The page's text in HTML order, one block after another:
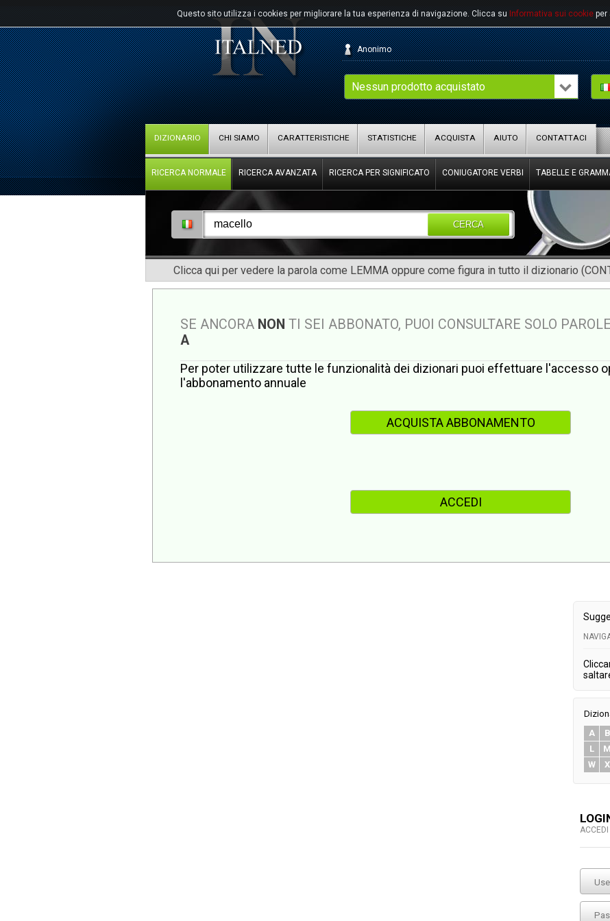
Questo sito utilizza i cookies per migliorare la tua esperienza di navigazione. Clicca su Informativa sui cookie per
Nessun prodotto acquistato
Anonimo
DIZIONARIO CHI SIAMO CARATTERISTICHE STATISTICHE ACQUISTA AIUTO CONTATTACI
RICERCA NORMALE RICERCA AVANZATA RICERCA PER SIGNIFICATO CONIUGATORE VERBI TABELLE E
CERCA
Clicca qui per vedere la parola come LEMMA oppure come figura in tutto il dizionario
SE ANCORA NON TI SEI ABBONATO, PUOI CONSULTARE SOLO
A
Per poter utilizzare tutte le funzionalità dei dizionari puoi effettuare l'accesso
l'abbonamento annuale
ACQUISTA ABBONAMENTO
ACCEDI
A
B
L
M
W
X